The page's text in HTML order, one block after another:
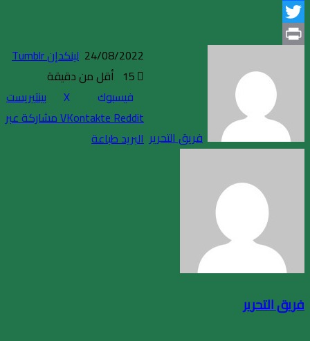
Facebook
Twitter
فريق التحرير
24/08/2022
15 أقل من دقيقة
فيسبوك
X
لينكدإن
بينتيريست
مشاركة عبر
البريدطباعة
فريق التحرير